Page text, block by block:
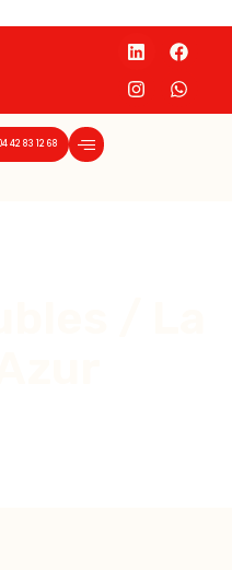
42 83 12 68